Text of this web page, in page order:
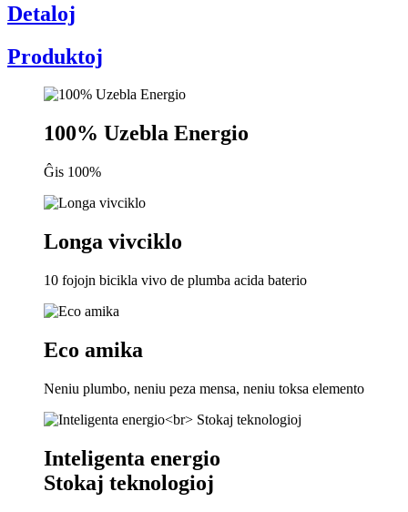
Detaloj
Produktoj
100% Uzebla Energio
Ĝis 100%
Longa vivciklo
10 fojojn bicikla vivo de plumba acida baterio
Eco amika
Neniu plumbo, neniu peza mensa, neniu toksa elemento
Inteligenta energio
Stokaj teknologioj